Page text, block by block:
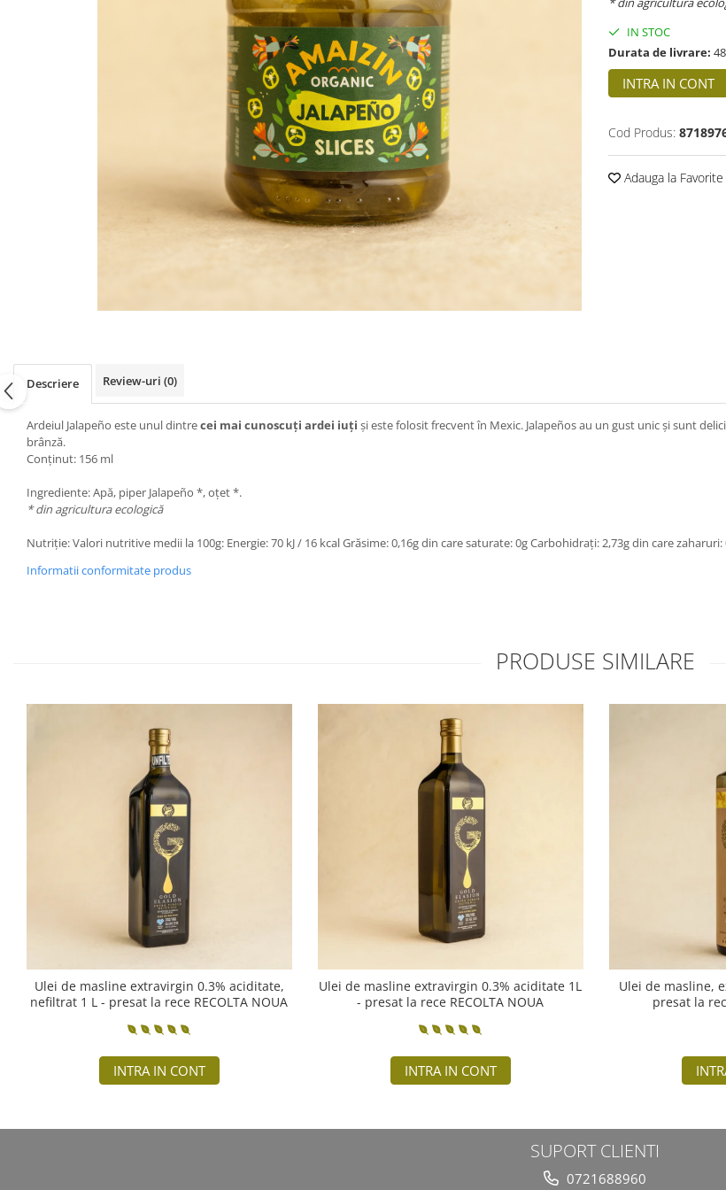
PRODUSE ECO / ORGANICE
IN STOC
Durata de livrare:
INTRA IN CONT
Cod Produs:
Adauga la Favorite
Descriere Review-uri (0)
Ardeiul Jalapeño este unul dintrecei mai cunoscuți ardei iuți și este folosit frecvent în Mexic. Jalapeños au un gust unic și sunt
brânză.
Conținut: 156 ml
Ingrediente: Apă, piper Jalapeño *, oțet *.
* din agricultura ecologică
Nutriție: Valori nutritive medii la 100g: Energie: 70 kJ / 16 kcal Grăsime: 0,16g din care saturate: 0g Carbohidrați: 2,73g din care zaharuri:
Informatii conformitate produs
PRODUSE SIMILARE
Ulei de masline extravirgin 0.3% aciditate,
nefiltrat 1 L - presat la rece RECOLTA NOUA
INTRA IN CONT
Ulei de masline extravirgin 0.3% aciditate 1L
- presat la rece RECOLTA NOUA
INTRA IN CONT
Ulei de masline,
presat la
SUPORT CLIENTI
0721688960